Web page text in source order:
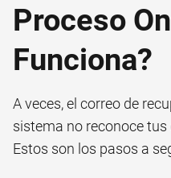
Proceso
Funciona?
A veces, el correo de
sistema no reconoce
Estos son los pasos a